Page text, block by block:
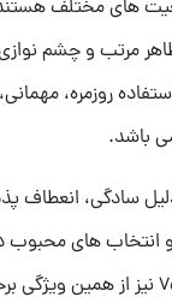
های مختلف
مرتب و چشم
روزمره،
باشد.
سادگی، انعطاف
های محبوب
هستند. دستبند کد 75 نیز از